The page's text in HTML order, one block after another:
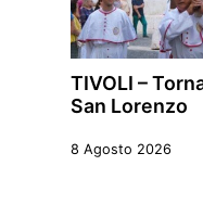
TIVOLI –
San Lorenzo
8 Agosto 2026